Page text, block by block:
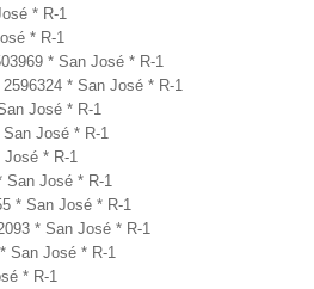
* R-1
* R-1
* San José * R-1
* San José * R-1
José * R-1
José * R-1
* R-1
San José * R-1
* San José * R-1
* San José * R-1
San José * R-1
* R-1